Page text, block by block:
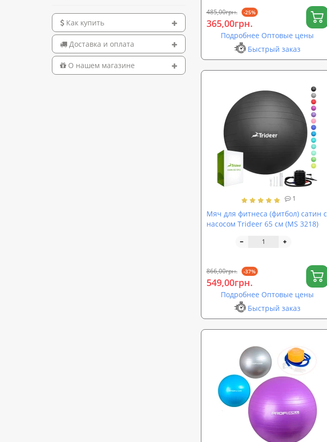
Как купить
Доставка и оплата
О нашем магазине
485,00грн. -25%
365,00грн.
Подробнее Оптовые цены
Быстрый заказ
1
Мяч для фитнеса (фитбол) сатин с
насосом Trideer 65 см (MS 3218)
866,00грн. -37%
549,00грн.
Подробнее Оптовые цены
Быстрый заказ